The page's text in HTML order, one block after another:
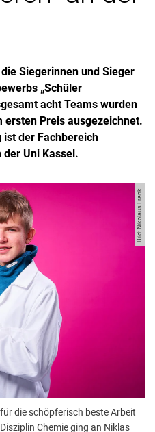
Siegerinnen und Sieger
„Schüler
acht Teams wurden
ersten Preis ausgezeichnet.
der Fachbereich
Uni Kassel.
Bild: Nikolaus Frank.
die schöpferisch beste Arbeit
Chemie ging an Niklas